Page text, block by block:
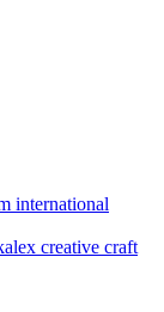
international
creative craft